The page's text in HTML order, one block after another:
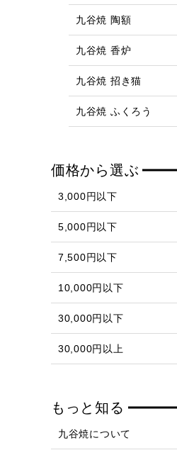
九谷焼 陶額
九谷焼 香炉
九谷焼 招き猫
九谷焼 ふくろう
価格から選ぶ
3,000円以下
5,000円以下
7,500円以下
10,000円以下
30,000円以下
30,000円以上
もっと知る
九谷焼について